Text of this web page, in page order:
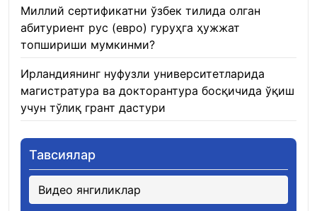
Миллий сертификатни ўзбек тилида олган
абитуриент рус (евро) гуруҳга ҳужжат
топшириши мумкинми?
Ирландиянинг нуфузли университетларида
магистратура ва докторантура босқичида ўқиш
учун тўлиқ грант дастури
Тавсиялар
Видео янгиликлар